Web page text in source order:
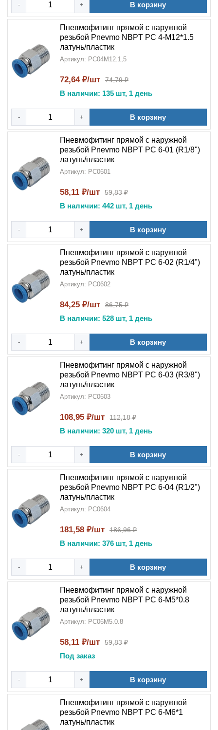
- + В корзину
Пневмофитинг прямой с наружной
резьбой Pnevmo NBPT PC 4-М12*1.5
латунь/пластик
Артикул: PC04M12.1,5
72,64 ₽/шт 74,79 ₽
В наличии: 135 шт, 1 день
- + В корзину
Пневмофитинг прямой с наружной
резьбой Pnevmo NBPT PC 6-01 (R1/8")
латунь/пластик
Артикул: PC0601
58,11 ₽/шт 59,83 ₽
В наличии: 442 шт, 1 день
- + В корзину
Пневмофитинг прямой с наружной
резьбой Pnevmo NBPT PC 6-02 (R1/4")
латунь/пластик
Артикул: PC0602
84,25 ₽/шт 86,75 ₽
В наличии: 528 шт, 1 день
- + В корзину
Пневмофитинг прямой с наружной
резьбой Pnevmo NBPT PC 6-03 (R3/8")
латунь/пластик
Артикул: PC0603
108,95 ₽/шт 112,18 ₽
В наличии: 320 шт, 1 день
- + В корзину
Пневмофитинг прямой с наружной
резьбой Pnevmo NBPT PC 6-04 (R1/2")
латунь/пластик
Артикул: PC0604
181,58 ₽/шт 186,96 ₽
В наличии: 376 шт, 1 день
- + В корзину
Пневмофитинг прямой с наружной
резьбой Pnevmo NBPT PC 6-М5*0.8
латунь/пластик
Артикул: PC06M5.0.8
58,11 ₽/шт 59,83 ₽
Под заказ
- + В корзину
Пневмофитинг прямой с наружной
резьбой Pnevmo NBPT PC 6-М6*1
латунь/пластик